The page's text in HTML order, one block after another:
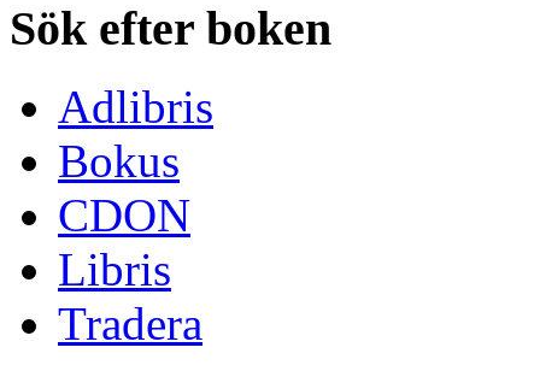
Sök efter boken
Adlibris
Bokus
CDON
Libris
Tradera